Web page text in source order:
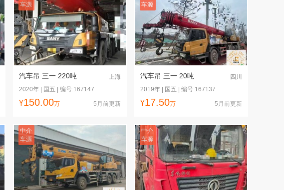
车源
汽车吊 三一 220吨
上海
2020年 | 国五 | 编号:167147
¥150.00万 5月前更新
车源
汽车吊 三一 20吨
四川
2019年 | 国五 | 编号:167137
¥17.50万 5月前更新
中介
车源
中介
车源